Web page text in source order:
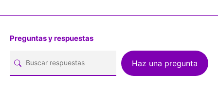
Preguntas y respuestas
Haz una pregunta